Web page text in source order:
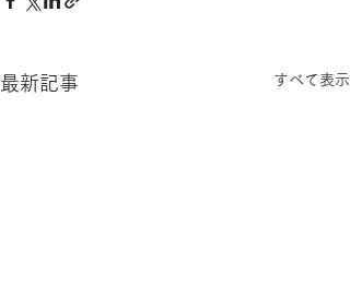
最新記事 すべて表示